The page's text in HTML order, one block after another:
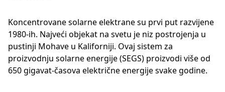
Koncentrovane solarne elektrane su prvi put razvijene
1980-ih. Najveći objekat na svetu je niz postrojenja u
pustinji Mohave u Kaliforniji. Ovaj sistem za
proizvodnju solarne energije (SEGS) proizvodi više od
650 gigavat-časova električne energije svake godine.